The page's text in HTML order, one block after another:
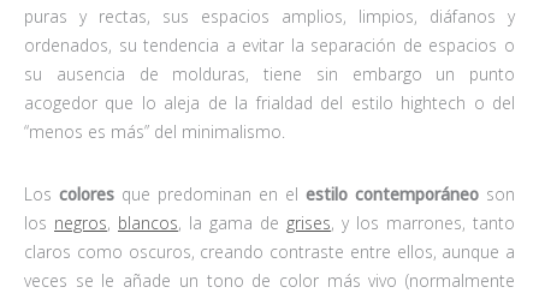
puras y rectas, sus espacios amplios, limpios, diáfanos y
ordenados, su tendencia a evitar la separación de espacios o
su ausencia de molduras, tiene sin embargo un punto
acogedor que lo aleja de la frialdad del estilo hightech o del
“menos es más” del minimalismo.
Los colores que predominan en el estilo contemporáneo son
los negros, blancos, la gama de grises, y los marrones, tanto
claros como oscuros, creando contraste entre ellos, aunque a
veces se le añade un tono de color más vivo (normalmente